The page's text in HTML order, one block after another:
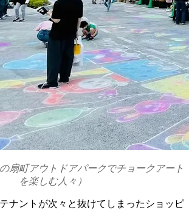
扇町アウトドアパークでチョークアート
を楽しむ人々）
ナントが次々と抜けてしまったショッピ